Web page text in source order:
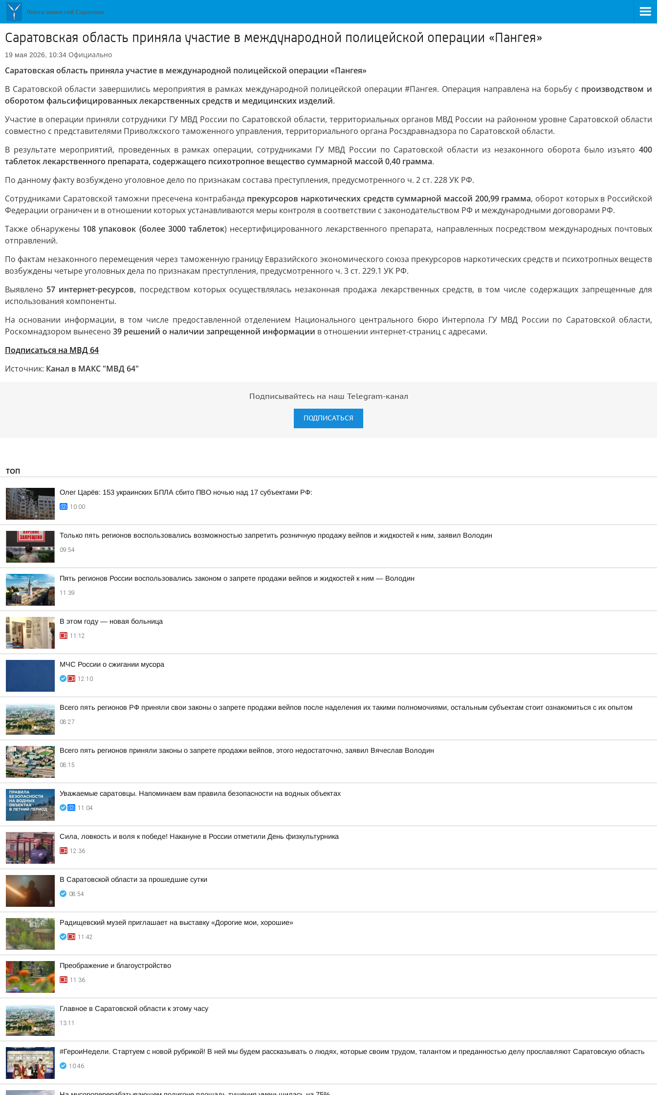
Саратовская область приняла участие в международной полицейской операции «Пангея»
19 мая 2026, 10:34 Официально
Саратовская область приняла участие в международной полицейской операции «Пангея»
В Саратовской области завершились мероприятия в рамках международной полицейской операции #Пангея. Операция направлена на борьбу с производством и
оборотом фальсифицированных лекарственных средств и медицинских изделий.
Участие в операции приняли сотрудники ГУ МВД России по Саратовской области, территориальных органов МВД России на районном уровне Саратовской области
совместно с представителями Приволжского таможенного управления, территориального органа Росздравнадзора по Саратовской области.
В результате мероприятий, проведенных в рамках операции, сотрудниками ГУ МВД России по Саратовской области из незаконного оборота было изъято 400
таблеток лекарственного препарата, содержащего психотропное вещество суммарной массой 0,40 грамма.
По данному факту возбуждено уголовное дело по признакам состава преступления, предусмотренного ч. 2 ст. 228 УК РФ.
Сотрудниками Саратовской таможни пресечена контрабанда прекурсоров наркотических средств суммарной массой 200,99 грамма, оборот которых в Российской
Федерации ограничен и в отношении которых устанавливаются меры контроля в соответствии с законодательством РФ и международными договорами РФ.
Также обнаружены 108 упаковок (более 3000 таблеток) несертифицированного лекарственного препарата, направленных посредством международных почтовых
отправлений.
По фактам незаконного перемещения через таможенную границу Евразийского экономического союза прекурсоров наркотических средств и психотропных веществ
возбуждены четыре уголовных дела по признакам преступления, предусмотренного ч. 3 ст. 229.1 УК РФ.
Выявлено 57 интернет-ресурсов, посредством которых осуществлялась незаконная продажа лекарственных средств, в том числе содержащих запрещенные для
использования компоненты.
На основании информации, в том числе предоставленной отделением Национального центрального бюро Интерпола ГУ МВД России по Саратовской области,
Роскомнадзором вынесено 39 решений о наличии запрещенной информации в отношении интернет-страниц с адресами.
Подписаться на МВД 64
Источник: Канал в МАКС "МВД 64"
Подписывайтесь на наш Telegram-канал
ПОДПИСАТЬСЯ
ТОП
Олег Царёв: 153 украинских БПЛА сбито ПВО ночью над 17 субъектами РФ:
10:00
Только пять регионов воспользовались возможностью запретить розничную продажу вейпов и жидкостей к ним, заявил Володин
09:54
Пять регионов России воспользовались законом о запрете продажи вейпов и жидкостей к ним — Володин
11:39
В этом году — новая больница
11:12
МЧС России о сжигании мусора
12:10
Всего пять регионов РФ приняли свои законы о запрете продажи вейпов после наделения их такими полномочиями, остальным субъектам стоит ознакомиться с их опытом
08:27
Всего пять регионов приняли законы о запрете продажи вейпов, этого недостаточно, заявил Вячеслав Володин
08:15
Уважаемые саратовцы. Напоминаем вам правила безопасности на водных объектах
11:04
Сила, ловкость и воля к победе! Накануне в России отметили День физкультурника
12:36
В Саратовской области за прошедшие сутки
08:54
Радищевский музей приглашает на выставку «Дорогие мои, хорошие»
11:42
Преображение и благоустройство
11:36
Главное в Саратовской области к этому часу
13:11
#ГероиНедели. Стартуем с новой рубрикой! В ней мы будем рассказывать о людях, которые своим трудом, талантом и преданностью делу прославляют Саратовскую область
10:46